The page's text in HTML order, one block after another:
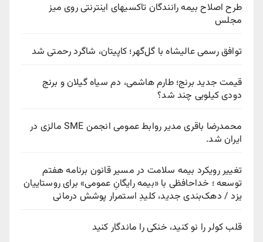
طرح اصلاح بیمه رانندگان تاکسیهای اینترنتی روی میز
مجلس
توافق رسمی عالیشاه با گل‌گهر؛ کاپیتان، شاگرد رحمتی شد
قیمت جدید برنج؛ طارم هاشمی، دم سیاه گیلان و برنج
دودی کیلویی چند شد؟
محمدرضا باقری مدیر روابط عمومی انجمن SME مالزی در
ایران شد.
تغییر رویکرد بیمه سلامت در مسیر قانون برنامه هفتم
توسعه ؛ خداحافظی با «بیمه رایگانِ عمومی» برای روستاییان
یزد / دهک‌بندی جدید، کلیدِ استمرار پوشش درمانی
قلب کولر را نو کنید، خنکی را ماندگار کنید